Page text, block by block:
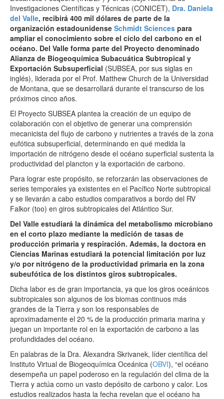
Investigaciones Científicas y Técnicas (CONICET), Dra. Daniela
del Valle, recibirá 400 mil dólares de parte de la
organización estadounidense Schmidt Sciences para
ampliar el conocimiento sobre el ciclo del carbono en el
océano. Del Valle forma parte del Proyecto denominado
Alianza de Biogeoquímica Subacuática Subtropical y
Exportación Subsuperficial (SUBSEA, por sus siglas en
inglés), liderada por el Prof. Matthew Church de la Universidad
de Montana, que se desarrollará durante el transcurso de los
próximos cinco años.
El Proyecto SUBSEA plantea la creación de un equipo de
colaboración con el objetivo de generar una comprensión
mecanicista del flujo de carbono y nutrientes a través de la zona
eufótica subsuperficial, determinando en qué medida la
importación de nitrógeno desde el océano superficial sustenta la
productividad del plancton y la exportación de carbono.
Para lograr este propósito, se reforzarán las observaciones de
series temporales ya existentes en el Pacífico Norte subtropical
y se llevarán a cabo estudios comparativos a bordo del RV
Falkor (too) en giros subtropicales del Atlántico Sur.
Del Valle estudiará la dinámica del metabolismo microbiano
en el corto plazo mediante la medición de tasas de
producción primaria y respiración. Además, la doctora en
Ciencias Marinas estudiará la potencial limitación por luz
y/o por nitrógeno de la productividad primaria en la zona
subeufótica de los distintos giros subtropicales.
Dicha labor es de gran importancia, ya que los giros oceánicos
subtropicales son algunos de los biomas continuos más
grandes de la Tierra y son los responsables de
aproximadamente el 20 % de la producción primaria marina y
juegan un importante rol en la exportación de carbono a las
profundidades del océano.
En palabras de la Dra. Alexandra Skrivanek, líder científica del
Instituto Virtual de Biogeoquímica Oceánica (OBVI), “el océano
desempeña un papel poderoso en la regulación del clima de la
Tierra y actúa como un vasto depósito de carbono y calor. Los
estudios realizados hasta la fecha revelan que el océano ha